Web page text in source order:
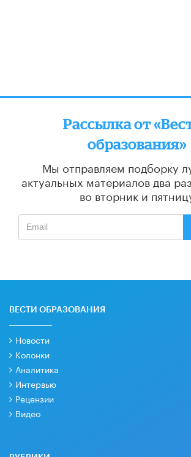
Рассылка от
образования»
Мы отправляем подборку
актуальных материалов два
во вторник и
ВЕСТИ ОБРАЗОВАНИЯ
Новости
Колонки
Аналитика
Интервью
Рецензии
Видео